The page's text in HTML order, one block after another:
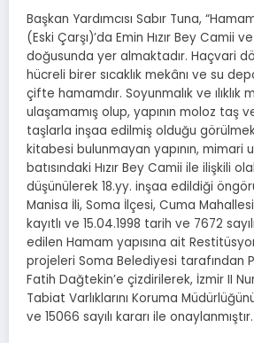
Başkan Yardımcısı Sabır Tuna,
(Eski Çarşı)’da Emin Hızır Bey Camii
doğusunda yer almaktadır. Haçvari
hücreli birer sıcaklık mekânı ve su
çifte hamamdır. Soyunmalık ve ılıklık
ulaşamamış olup, yapının moloz taş
taşlarla inşaa edilmiş olduğu
kitabesi bulunmayan yapının, mimari
batısındaki Hızır Bey Camii ile ilişkili
düşünülerek 18.yy. inşaa edildiği
Manisa İli, Soma İlçesi, Cuma
kayıtlı ve 15.04.1998 tarih ve 7672
edilen Hamam yapısına ait
projeleri Soma Belediyesi tarafından
Fatih Dağtekin’e çizdirilerek, İzmir II
Tabiat Varlıklarını Koruma
ve 15066 sayılı kararı ile onaylanmıştır.